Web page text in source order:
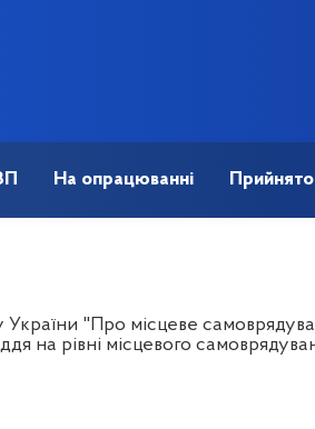
На опрацюванні Прийнято
"Про місцеве
на рівні місцевого